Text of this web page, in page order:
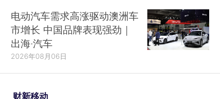
电动汽车需求高涨驱动澳洲车
市增长 中国品牌表现强劲｜
出海·汽车
2026年08月06日
财新移动